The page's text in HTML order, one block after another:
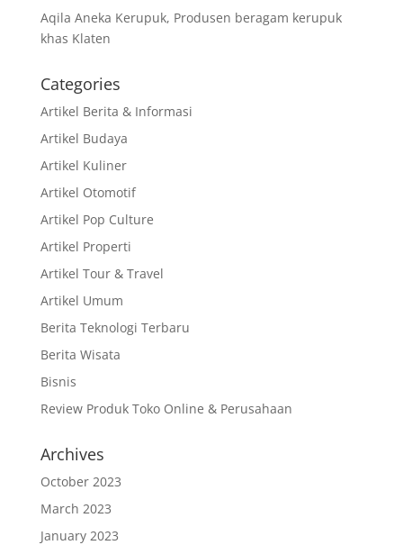
Aqila Aneka Kerupuk, Produsen beragam kerupuk
khas Klaten
Categories
Artikel Berita & Informasi
Artikel Budaya
Artikel Kuliner
Artikel Otomotif
Artikel Pop Culture
Artikel Properti
Artikel Tour & Travel
Artikel Umum
Berita Teknologi Terbaru
Berita Wisata
Bisnis
Review Produk Toko Online & Perusahaan
Archives
October 2023
March 2023
January 2023